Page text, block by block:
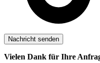
Vielen Dank für Ihre